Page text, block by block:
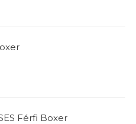
Férfi Boxer